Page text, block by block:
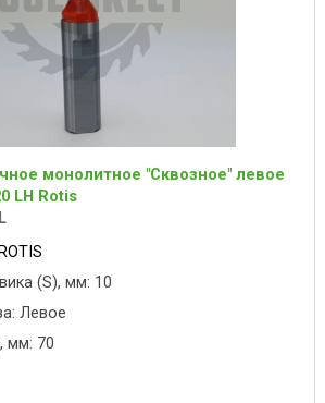
монолитное "Сквозное" левое
LH Rotis
ROTIS
(S), мм: 10
Левое
мм: 70